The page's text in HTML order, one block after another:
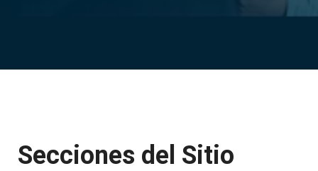
Secciones del Sitio